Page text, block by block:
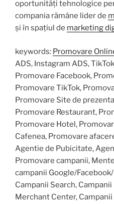
oportunități tehnologice
compania rămâne lider de
și în spațiul de marketing
keywords: Promovare
ADS, Instagram ADS,
Promovare Facebook,
Promovare TikTok,
Promovare Site de
Promovare Restaurant,
Promovare Hotel,
Cafenea, Promovare
Agentie de Pubicitate,
Promovare campanii,
campanii Google/
Campanii Search,
Merchant Center,